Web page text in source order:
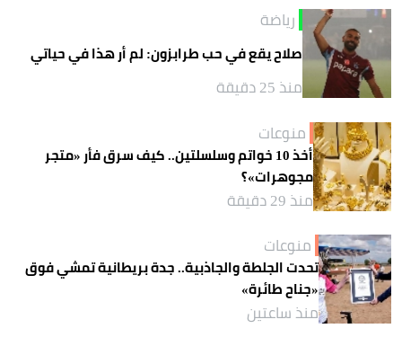
رياضة
صلاح يقع في حب طرابزون: لم أر هذا في حياتي
منذ 25 دقيقة
منوعات
أخذ 10 خواتم وسلسلتين.. كيف سرق فأر «متجر
مجوهرات»؟
منذ 29 دقيقة
منوعات
تحدت الجلطة والجاذبية.. جدة بريطانية تمشي فوق
«جناح طائرة»
منذ ساعتين